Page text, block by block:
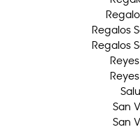
Regalos
Regalos
San
San